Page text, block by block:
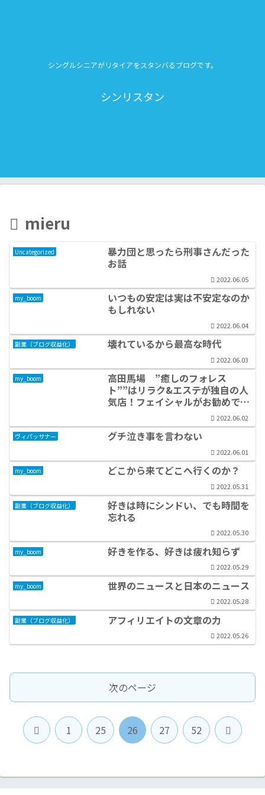
シングルシニアがリタイアをスタンバるブログです。
シンリスタン
mieru
Uncategorized
暴力団と思ったら刑事さんだった
お話
2022.06.05
my_boom
いつもの安定は実は不安定なのか
もしれない
2022.06.04
副業（ブログ収益化） 壊れているから最高な時代
2022.06.03
my_boom
高田馬場 ”癒しのフォレス
ト””はリラク&エステが独自の人
気店！フェイシャルがお勧めで
2022.06.02
ヴィパッサナー グチ泣き事を言わない
2022.06.01
my_boom どこから来てどこへ行くのか？
2022.05.31
副業（ブログ収益化）
好きは時にシンドい、でも時間を
忘れる
2022.05.30
my_boom 好きを作る、好きは疲れ知らず
2022.05.29
my_boom 世界のニュースと日本のニュース
2022.05.28
副業（ブログ収益化） アフィリエイトの文章の力
2022.05.26
次のページ
前
1 25 26 27 52
次